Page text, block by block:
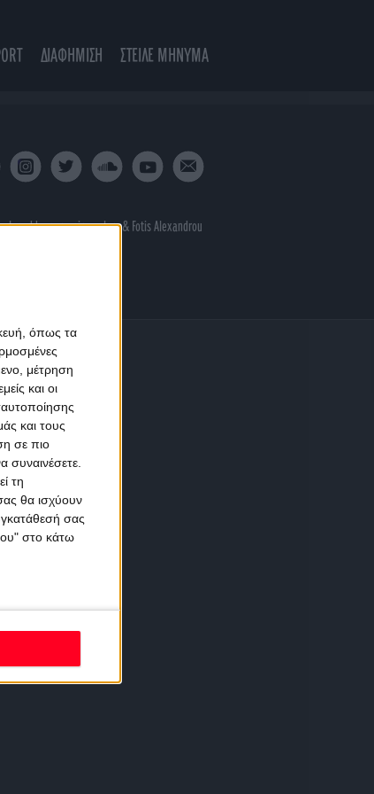
όπως τα
μέτρηση
και οι
και τους
σε πιο
συναινέσετε.
τη
θα ισχύουν
σας
στο κάτω
ΔΙΑΦΗΜΙΣΗ ΣΤΕΙΛΕ ΜΗΝΥΜΑ
byporcupine colors& Fotis Alexandrou